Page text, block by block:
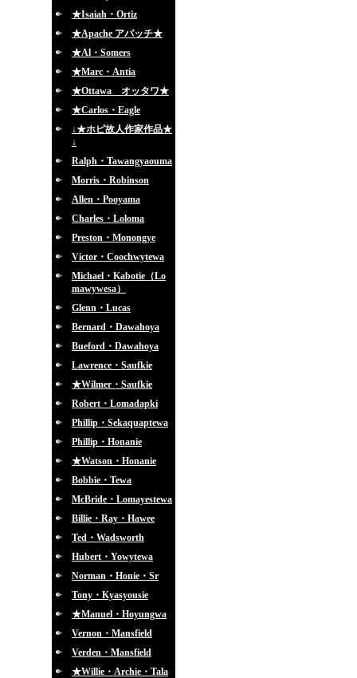
★Isaiah・Ortiz
★Apache アパッチ★
★Al・Somers
★Marc・Antia
★Ottawa オッタワ★
★Carlos・Eagle
↓★ホピ故人作家作品★
↓
Ralph・Tawangyaouma
Morris・Robinson
Allen・Pooyama
Charles・Loloma
Preston・Monongye
Victor・Coochwytewa
Michael・Kabotie（Lo
mawywesa）
Glenn・Lucas
Bernard・Dawahoya
Bueford・Dawahoya
Lawrence・Saufkie
★Wilmer・Saufkie
Robert・Lomadapki
Phillip・Sekaquaptewa
Phillip・Honanie
★Watson・Honanie
Bobbie・Tewa
McBride・Lomayestewa
Billie・Ray・Hawee
Ted・Wadsworth
Hubert・Yowytewa
Norman・Honie・Sr
Tony・Kyasyousie
★Manuel・Hoyungwa
Vernon・Mansfield
Verden・Mansfield
★Willie・Archie・Tala